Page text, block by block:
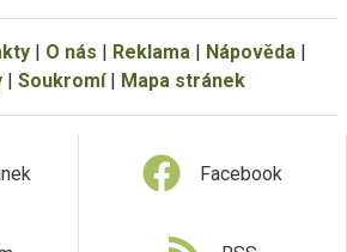
| O nás | Reklama| Nápověda|
| Soukromí| Mapa stránek
Facebook